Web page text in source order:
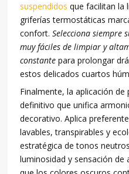
suspendidos que facilitan la
griferías termostáticas
confort.Selecciona siempre
muy fáciles de limpiar y
constante para prolongar
estos delicados cuartos
Finalmente, la aplicación
definitivo que unifica
decorativo. Aplica
lavables, transpirables y
estratégica de tonos
luminosidad y sensación de